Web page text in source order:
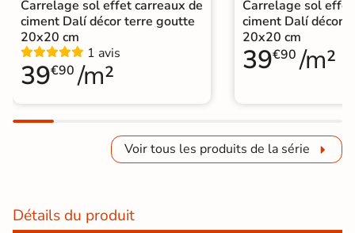
Carrelage sol effet carreaux de
ciment Dalí décor terre goutte
20x20 cm
1 avis
39€90 /m²
Carrelage sol
ciment Dalí décor
20x20 cm
39€90 /m²
Voir tous les produits de la série
Détails du produit